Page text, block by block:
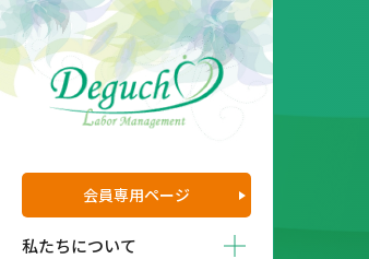
会員専用ページ
私たちについて